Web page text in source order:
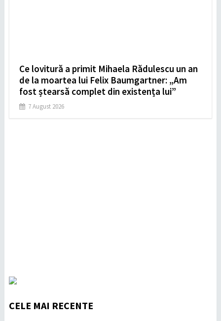
Ce lovitură a primit Mihaela Rădulescu un an
de la moartea lui Felix Baumgartner: „Am
fost ștearsă complet din existența lui”
7 August 2026
CELE MAI RECENTE